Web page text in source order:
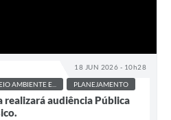
18 JUN 2026 - 10h28
AMBIENTE E... PLANEJAMENTO
audiência Pública